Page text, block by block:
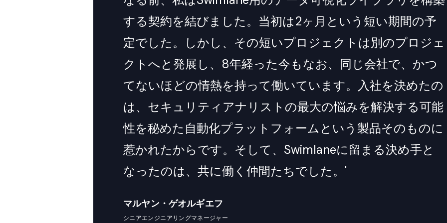
する契約を結びました。当初は2ヶ月という短い期間の予
定でした。しかし、その短いプロジェクトは別のプロジェ
クトへと発展し、8年経った今もなお、同じ会社で、かつ
てないほどの情熱を持って働いています。入社を決めたの
は、セキュリティアナリストの最大の悩みを解決する可能
性を秘めた自動化プラットフォームという製品そのものに
惹かれたからです。そして、Swimlaneに留まる決め手と
なったのは、共に働く仲間たちでした。'
マルヤン・ゲオルギエフ
シニアエンジニアリングマネージャー